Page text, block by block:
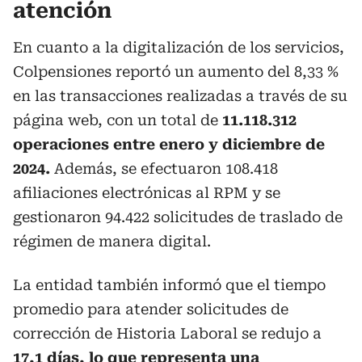
atención
En cuanto a la digitalización de los servicios,
Colpensiones reportó un aumento del 8,33 %
en las transacciones realizadas a través de su
página web, con un total de 11.118.312
operaciones entre enero y diciembre de
2024. Además, se efectuaron 108.418
afiliaciones electrónicas al RPM y se
gestionaron 94.422 solicitudes de traslado de
régimen de manera digital.
La entidad también informó que el tiempo
promedio para atender solicitudes de
corrección de Historia Laboral se redujo a
17,1 días, lo que representa una